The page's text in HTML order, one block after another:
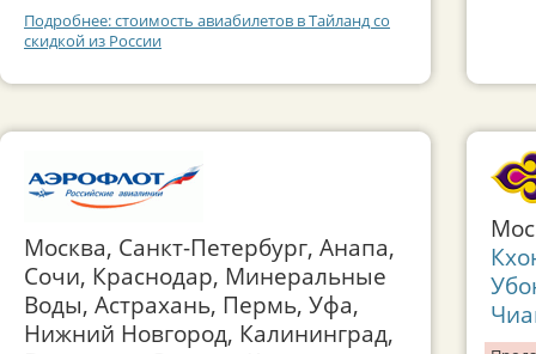
Подробнее: стоимость авиабилетов в Тайланд со
скидкой из России
Москва, Санкт-Петербург, Анапа,
Сочи, Краснодар, Минеральные
Воды, Астрахань, Пермь, Уфа,
Нижний Новгород, Калининград,